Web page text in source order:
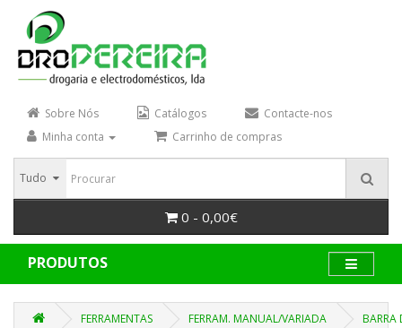
Sobre Nós Catálogos
Contacte-nos
Minha conta
Carrinho de compras
Tudo
0 - 0,00€
PRODUTOS
FERRAMENTAS FERRAM. MANUAL/VARIADA BARRA